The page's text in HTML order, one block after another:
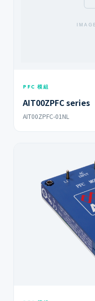
PFC 模組
AIT00ZPFC series
AIT00ZPFC-01NL